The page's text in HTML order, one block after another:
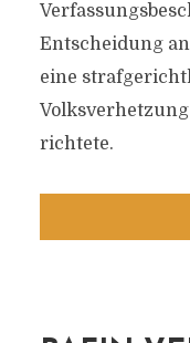
Entscheidung
eine
Volksverhetzung
richtete.